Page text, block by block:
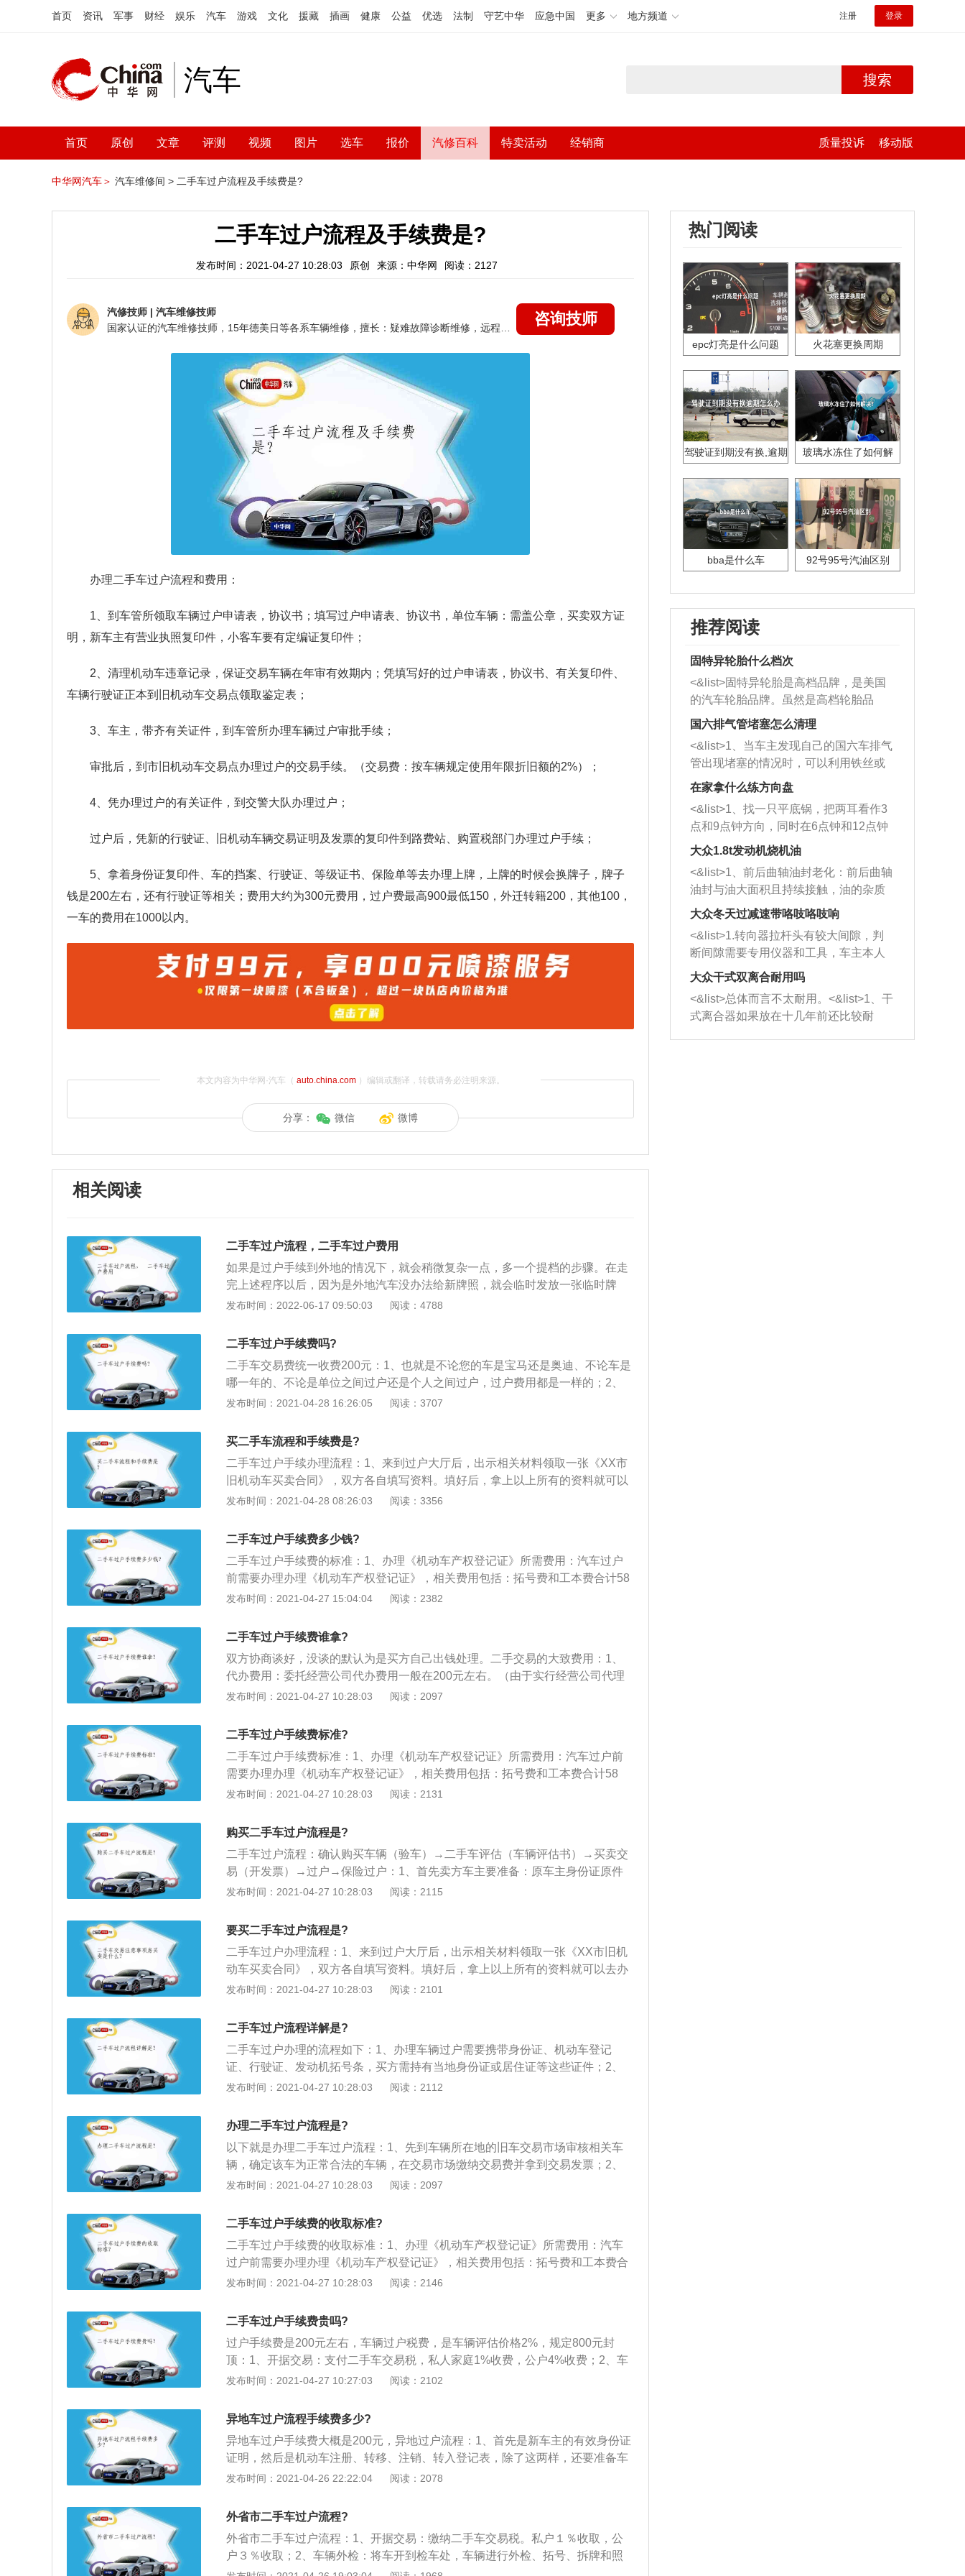
首页 资讯 军事 财经 娱乐 汽车 游戏 文化 援藏 插画 健康 公益 优选 法制 守艺中华 应急中国 更多 地方频道 注册 登录
汽车 搜索
首页 原创 文章 评测 视频 图片 选车 报价 汽修百科 特卖活动 经销商 质量投诉 移动版
中华网汽车＞ 汽车维修间 > 二手车过户流程及手续费是?
二手车过户流程及手续费是?
发布时间：2021-04-27 10:28:03 原创 来源：中华网 阅读：2127
汽修技师 | 汽车维修技师
咨询技师
办理二手车过户流程和费用：
1、到车管所领取车辆过户申请表，协议书；填写过户申请表、协议书，单位车辆：需盖公章，买卖双方证
明，新车主有营业执照复印件，小客车要有定编证复印件；
2、清理机动车违章记录，保证交易车辆在年审有效期内；凭填写好的过户申请表，协议书、有关复印件、
车辆行驶证正本到旧机动车交易点领取鉴定表；
3、车主，带齐有关证件，到车管所办理车辆过户审批手续；
审批后，到市旧机动车交易点办理过户的交易手续。（交易费：按车辆规定使用年限折旧额的2%）；
4、凭办理过户的有关证件，到交警大队办理过户；
过户后，凭新的行驶证、旧机动车辆交易证明及发票的复印件到路费站、购置税部门办理过户手续；
5、拿着身份证复印件、车的挡案、行驶证、等级证书、保险单等去办理上牌，上牌的时候会换牌子，牌子
钱是200左右，还有行驶证等相关；费用大约为300元费用，过户费最高900最低150，外迁转籍200，其他100，
一车的费用在1000以内。
本文内容为中华网·汽车（ auto.china.com）编辑或翻译，转载请务必注明来源。
分享： 微信 微博
相关阅读
二手车过户流程，​二手车过户费用
如果是过户手续到外地的情况下，就会稍微复杂一点，多一个提档的步骤。在走
完上述程序以后，因为是外地汽车没办法给新牌照，就会临时发放一张临时牌
照，然后到提档窗口申请办理相关手续。这个时候需要双方的身份证复印件，可
直接邮寄到汽车接受地车管所，7个工作日过去申请办理上牌手续就好了。还有
汽车过户的流程基本就完成了。各个地区可能小些许不一样，但基本流程都差不
多，可以做为参考。二手车过户流程过户手续以前，汽车有改装的要恢复到与行
驶证照片一致，不然没办法过户手续。比如外观方面的轮毂改装了，中网、大灯
章没有处理，有的情况下先处理违章。违章处理现在数据通常一小时左右就能更
新，就可以继续申请办理过户手续了将汽车的照相拆除，通常过户手续服务厅都
是有专用工具，找相关工作人员来照相，拓号。领取外检单，将汽车开到外检通
手续到本地，就可以上交原号牌，申请办理转移登记，拿到过户手续完的登记证
照就可以了。二手车过户费用二手车过户费通常两百—八百元两者之间，二手车
过户费用关键按排气量、年代开展扣除，按照小汽车、越野汽车、客运车、大货
车等车辆型号及不一样排气量标准、载货量标准等样式的不一样，采用不一样的
收费标准。
发布时间：2022-06-17 09:50:03 阅读：4788
二手车过户手续费吗?
二手车交易费统一收费200元：1、也就是不论您的车是宝马还是奥迪、不论车是
哪一年的、不论是单位之间过户还是个人之间过户，过户费用都是一样的；2、
拓号照相的费用：60元，牌照费用（包括换号牌费用临时号牌费用）：小轿车牌
如果车牌不邮寄：过户小型机动轿车380元，小型货车415元；如果邮寄车牌，则
加22元邮寄费，分别为402元和437元。
发布时间：2021-04-28 16:26:05 阅读：3707
买二手车流程和手续费是?
二手车过户手续办理流程：1、来到过户大厅后，出示相关材料领取一张《XX市
旧机动车买卖合同》，双方各自填写资料。填好后，拿上以上所有的资料就可以
去办理“转移受理”；2、直接将车开到过户验车处，工作人员会对车辆进行检查、
这些办完后，可以将车停到停车场，进入过户大厅办理手续；3、取号机取号之
后，拿着相关材料排队缴纳过户费。二手车过户由排量、年限决定，费用从180
元到980元不等。其中1.0L以下排量收费200元左右，1.0L-1.9L排量收费400元左
右，2.0L-2.9L排量收费600元左右，3.0L及以上收费800元左右。年限越长的车过
户费越便宜；4、转移受理：需要的材料有机动车注册、转移、注销登记表\/转入
片，交易市场过户发票；5、车主把相关的挡案带回要上户的车管所本地，如数
上缴，并办理车辆的上牌手续即可。
发布时间：2021-04-28 08:26:03 阅读：3356
二手车过户手续费多少钱?
二手车过户手续费的标准：1、办理《机动车产权登记证》所需费用：汽车过户
前需要办理办理《机动车产权登记证》，相关费用包括：拓号费和工本费合计58
元；2、过户手续费：汽车过户的手续费以评估作价的费用为标准，按照2.5%的
万，那么过户手续费按照评估作价的10万元计算，需要付10万元×2.5%=2500
元；3、车辆照相费用：车辆照相主要是变更行驶证用的，费用是20元\/2张；4、
代办过户费用：如果是委托驻场经纪公司办理车辆过户的话，需要代办费200
元。出库费：在交易市场买车一般都要缴纳150元出库费，新车和旧车都如此；
5、除了上述几类费用，可能在汽车过户过程中还有一些零散的费用，比如照相
类。
发布时间：2021-04-27 15:04:04 阅读：2382
二手车过户手续费谁拿?
双方协商谈好，没谈的默认为是买方自己出钱处理。二手交易的大致费用：1、
代办费用：委托经营公司代办费用一般在200元左右。（由于实行经营公司代理
制，这笔费用省不掉）；2、过户费用：交易过户费按车辆评估价的5‰收取，这
如果车实际成交价为5.6万元，还是以评估价6万元为基准计算）；3、其他费用：
评估车辆费180元，验车费80元，打票150元，特别需要注意的是，很多人认为，
机动车登记证、机动车行驶证已经过户就完成，其实车辆过户之后还要进行养路
费和购置附加税、保险的车主变更，凭本人的行驶证原件就可以办理。这样一
来，减少了可能带来的损失，也方便以后继续缴纳费用。
发布时间：2021-04-27 10:28:03 阅读：2097
二手车过户手续费标准?
二手车过户手续费标准：1、办理《机动车产权登记证》所需费用：汽车过户前
需要办理办理《机动车产权登记证》，相关费用包括：拓号费和工本费合计58
元；2、过户手续费：汽车过户的手续费以评估作价的费用为标准，按照2.5%的
万，那么过户手续费按照评估作价的10万元计算，需要付10万元×2.5%=2500
元；3、车辆照相费用：车辆照相主要是变更行驶证用的，费用是20元\/2张；4、
代办过户费用：如果是委托驻场经纪公司办理车辆过户的话，需要代办费200
元；5、出库费：在交易市场买车一般都要缴纳150元出库费，新车和旧车都如
此，除了上述五类费用，可能在汽车过户过程中还有一些零散的费用，比如照相
类。
发布时间：2021-04-27 10:28:03 阅读：2131
购买二手车过户流程是?
二手车过户流程：确认购买车辆（验车）→二手车评估（车辆评估书）→买卖交
易（开发票）→过户→保险过户：1、首先卖方车主要准备：原车主身份证原件
及复印件\/代理人身份证原件及复印件、机动车登记证书原件及复印件、机动车行
件、购置税完税证明、卖方是单位则需要组织机构代码证书原件及复印件（带公
章）；2、买方车主需要准备：新车主身份证原件及复印件\/代理人身份证原件及
复印件、机动车注册、转移、注销登记表\/转入申请表（一般市场、车管所都
有）、如果所在城市有限购，还需准备中签结果原件及复印件、如外地户口上当
地牌照还需准备暂住证、买方是单位则需要组织机构代码证书原件及复印件（带
交易双方便可到二手车交易大厅进行交易了。交易完成之后交易市场会开具一个
全国统一的二手车交易发票（该发票在进行过户的时候会用得到），此发票是给
买方的，卖方为避免以后有可能的纠纷亦可以复印一份自行保留。
发布时间：2021-04-27 10:28:03 阅读：2115
要买二手车过户流程是?
二手车过户办理流程：1、来到过户大厅后，出示相关材料领取一张《XX市旧机
动车买卖合同》，双方各自填写资料。填好后，拿上以上所有的资料就可以去办
理“转移受理”；2、直接将车开到过户验车处，工作人员会对车辆进行检查、拓
些办完后，可以将车停到停车场，进入过户大厅办理手续；3、取号机取号之
后，拿着相关材料排队缴纳过户费。二手车过户由排量、年限决定，费用从180
元到980元不等。其中1.0L以下排量收费200元左右，1.0L-1.9L排量收费400元左
右，2.0L-2.9L排量收费600元左右，3.0L及以上收费800元左右。年限越长的车过
户费越便宜。另外，过户费各个交易市场略有不同；4、转移受理：需要的材料
证，原车主身份证，原车牌号，车辆照片，交易市场过户发票；5、车主把相关
的挡案带回要上户的车管所本地，如数上缴，并办理车辆的上牌手续即可。
发布时间：2021-04-27 10:28:03 阅读：2101
二手车过户流程详解是?
二手车过户办理的流程如下：1、办理车辆过户需要携带身份证、机动车登记
证、行驶证、发动机拓号条，买方需持有当地身份证或居住证等这些证件；2、
然后再把机动车开到登记过户服务站进行转挡办理；3、过户挡案到达后，开车
发布时间：2021-04-27 10:28:03 阅读：2112
办理二手车过户流程是?
以下就是办理二手车过户流程：1、先到车辆所在地的旧车交易市场审核相关车
辆，确定该车为正常合法的车辆，在交易市场缴纳交易费并拿到交易发票；2、
办理行驶证变更带着交易发票和买卖双方的相关资料原件和复印件到车辆所属车
部门变更完税证明；4、保险变更在车辆对应的保险公司变更车辆投保人，若无
保险变更通知单，出了交通事故保险公司不理赔。
发布时间：2021-04-27 10:28:03 阅读：2097
二手车过户手续费的收取标准?
二手车过户手续费的收取标准：1、办理《机动车产权登记证》所需费用：汽车
过户前需要办理办理《机动车产权登记证》，相关费用包括：拓号费和工本费合
计58元；2、过户手续费：汽车过户的手续费以评估作价的费用为标准，按照2.
是10万，那么过户手续费按照评估作价的10万元计算，需要付10万元×2.5%=250
0元；3、车辆照相费用：车辆照相主要是变更行驶证用的，费用是20元\/2张；代
办过户费用：如果是委托驻场经纪公司办理车辆过户的话，需要代办费200元；
4、出库费：在交易市场买车一般都要缴纳150元出库费，新车和旧车都如此；
5、除了上述五类费用，可能在汽车过户过程中还有一些零散的费用，比如照相
类。
发布时间：2021-04-27 10:28:03 阅读：2146
二手车过户手续费贵吗?
过户手续费是200元左右，车辆过户税费，是车辆评估价格2%，规定800元封
顶：1、开据交易：支付二手车交易税，私人家庭1%收费，公户4%收费；2、车
辆外部检查：将车辆送至检查车上，对车辆进行外部检查、延期、拆除和拍照，
选择：取机号后的号码，持相关资料排队支付过户费。
发布时间：2021-04-27 10:27:03 阅读：2102
异地车过户流程手续费多少?
异地车过户手续费大概是200元，异地过户流程：1、首先是新车主的有效身份证
证明，然后是机动车注册、转移、注销、转入登记表，除了这两样，还要准备车
子配置指标的原件；2、如果是外地户口上牌，还需要出具暂住证，其中部分资
来到大厅，先去领取旧机动车买卖合同，填写完毕后就可以带上有关证明材料去
发布时间：2021-04-26 22:22:04 阅读：2078
外省市二手车过户流程?
外省市二手车过户流程：1、开据交易：缴纳二手车交易税。私户１％收取，公
户３％收取；2、车辆外检：将车开到检车处，车辆进行外检、拓号、拆牌和照
相，领取车辆照片，贴于检查记录表上，进入过户大厅办理归挡手续；3、车牌
热门阅读
epc灯亮是什么问题 火花塞更换周期
驾驶证到期没有换,逾期
玻璃水冻住了如何解
bba是什么车 92号95号汽油区别
推荐阅读
固特异轮胎什么档次
<&list>固特异轮胎是高档品牌，是美国
的汽车轮胎品牌。虽然是高档轮胎品
牌，但是中高低端的轮胎都有生产，这
也是为了更好的开拓市场。
国六排气管堵塞怎么清理
<&list>1、当车主发现自己的国六车排气
管出现堵塞的情况时，可以利用铁丝或
者是细棍，直接将杂物给取出来，如果
堵塞情况比较严重，也可以采取应急措
施。 <&list>2、直接利用木棍将所有的
杂物推到排气管里面的位置处，然后将
三元催化器拆解开，就可以将堵塞的东
西取出来。但如果是因为积碳过多引起
的堵塞，就需要将三元催化器泡在草酸
洗剂对堵塞的情况得到解决，将清洗剂
放在燃油箱中，与燃油混合后，车辆启
动时，就可以和汽油一起进入到燃烧
室，最后形成废气排出，就可以让三元
催化器得到清洗，排气管堵塞的情况就
能够得到解决。
在家拿什么练方向盘
<&list>1、找一只平底锅，把两耳看作3
点和9点钟方向，同时在6点钟和12点钟
方向做一个标记。 <&list>2、双手握住
一圈半的练习，往右同样也要打相同的
圈数。 <&list>3、最后强调要反复练
习，这样就可以形成肌肉记忆，在真实
驾驶车辆时，不需要记忆也能打好方
向。
大众1.8t发动机烧机油
<&list>1、前后曲轴油封老化：前后曲轴
油封与油大面积且持续接触，油的杂质
和发动机内持续温度变化使其密封效果
逐渐减弱，导致渗油或漏油。<&list>2、
活塞间隙过大：积碳会使活塞环与缸体
的间隙扩大，导致机油流入燃烧室中，
造成烧机油。<&list>3、机油粘度。使用
机油粘度过小的话，同样会有烧机油现
象，机油粘度过小具有很好的流动性，
大众冬天过减速带咯吱咯吱响
<&list>1.转向器拉杆头有较大间隙，判
断间隙需要专用仪器和工具，车主本人
无法制作，需要将车辆送到修理厂或4s
店；<&list>2.车辆半轴套管防尘罩破
裂，破裂后会出现漏油现象，使半轴磨
损严重，磨损的半轴容易损坏，产生异
响；<&list>3.稳定器的转向胶套和球头
大众干式双离合耐用吗
<&list>总体而言不太耐用。<&list>1、干
式离合器如果放在十几年前还比较耐